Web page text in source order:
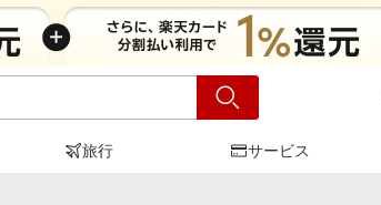
旅行 サービス